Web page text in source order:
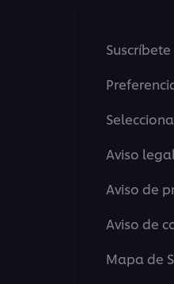
Aviso
Aviso de
Aviso de
Mapa de